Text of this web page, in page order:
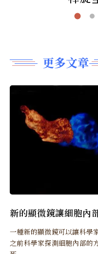
更多文章
新的顯微鏡讓細胞內
一種新的顯微鏡可以讓科學
之前科學家探測細胞內部的